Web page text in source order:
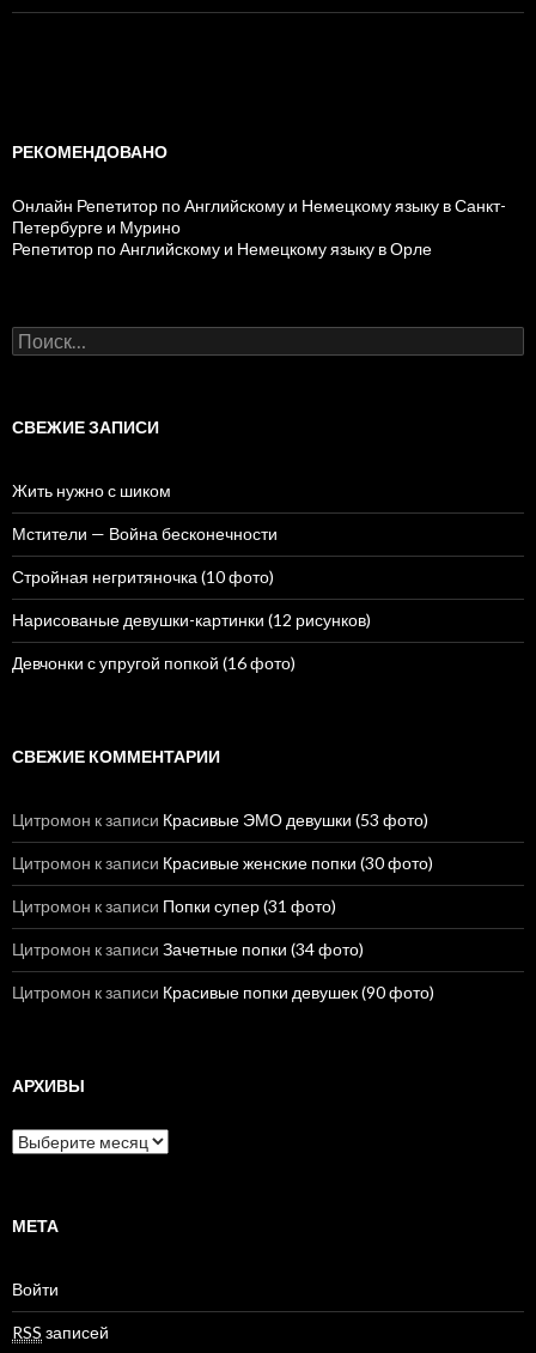
РЕКОМЕНДОВАНО
Онлайн Репетитор по Английскому и Немецкому языку в Санкт-
Петербурге и Мурино
Репетитор по Английскому и Немецкому языку в Орле
Н
а
и
СВЕЖИЕ ЗАПИСИ
Жить нужно с шиком
Мстители — Война бесконечности
Стройная негритяночка (10 фото)
Нарисованые девушки-картинки (12 рисунков)
Девчонки с упругой попкой (16 фото)
СВЕЖИЕ КОММЕНТАРИИ
Цитромон к записи Красивые ЭМО девушки (53 фото)
Цитромон к записи Красивые женские попки (30 фото)
Цитромон к записи Попки супер (31 фото)
Цитромон к записи Зачетные попки (34 фото)
Цитромон к записи Красивые попки девушек (90 фото)
АРХИВЫ
А
р
в
МЕТА
Войти
RSS записей